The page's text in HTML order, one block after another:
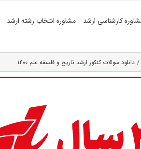
کارشناسی ارشد مشاوره انتخاب رشته ارشد
دانلود سوالات کنکور ارشد تاریخ و فلسفه علم ۱۴۰۰